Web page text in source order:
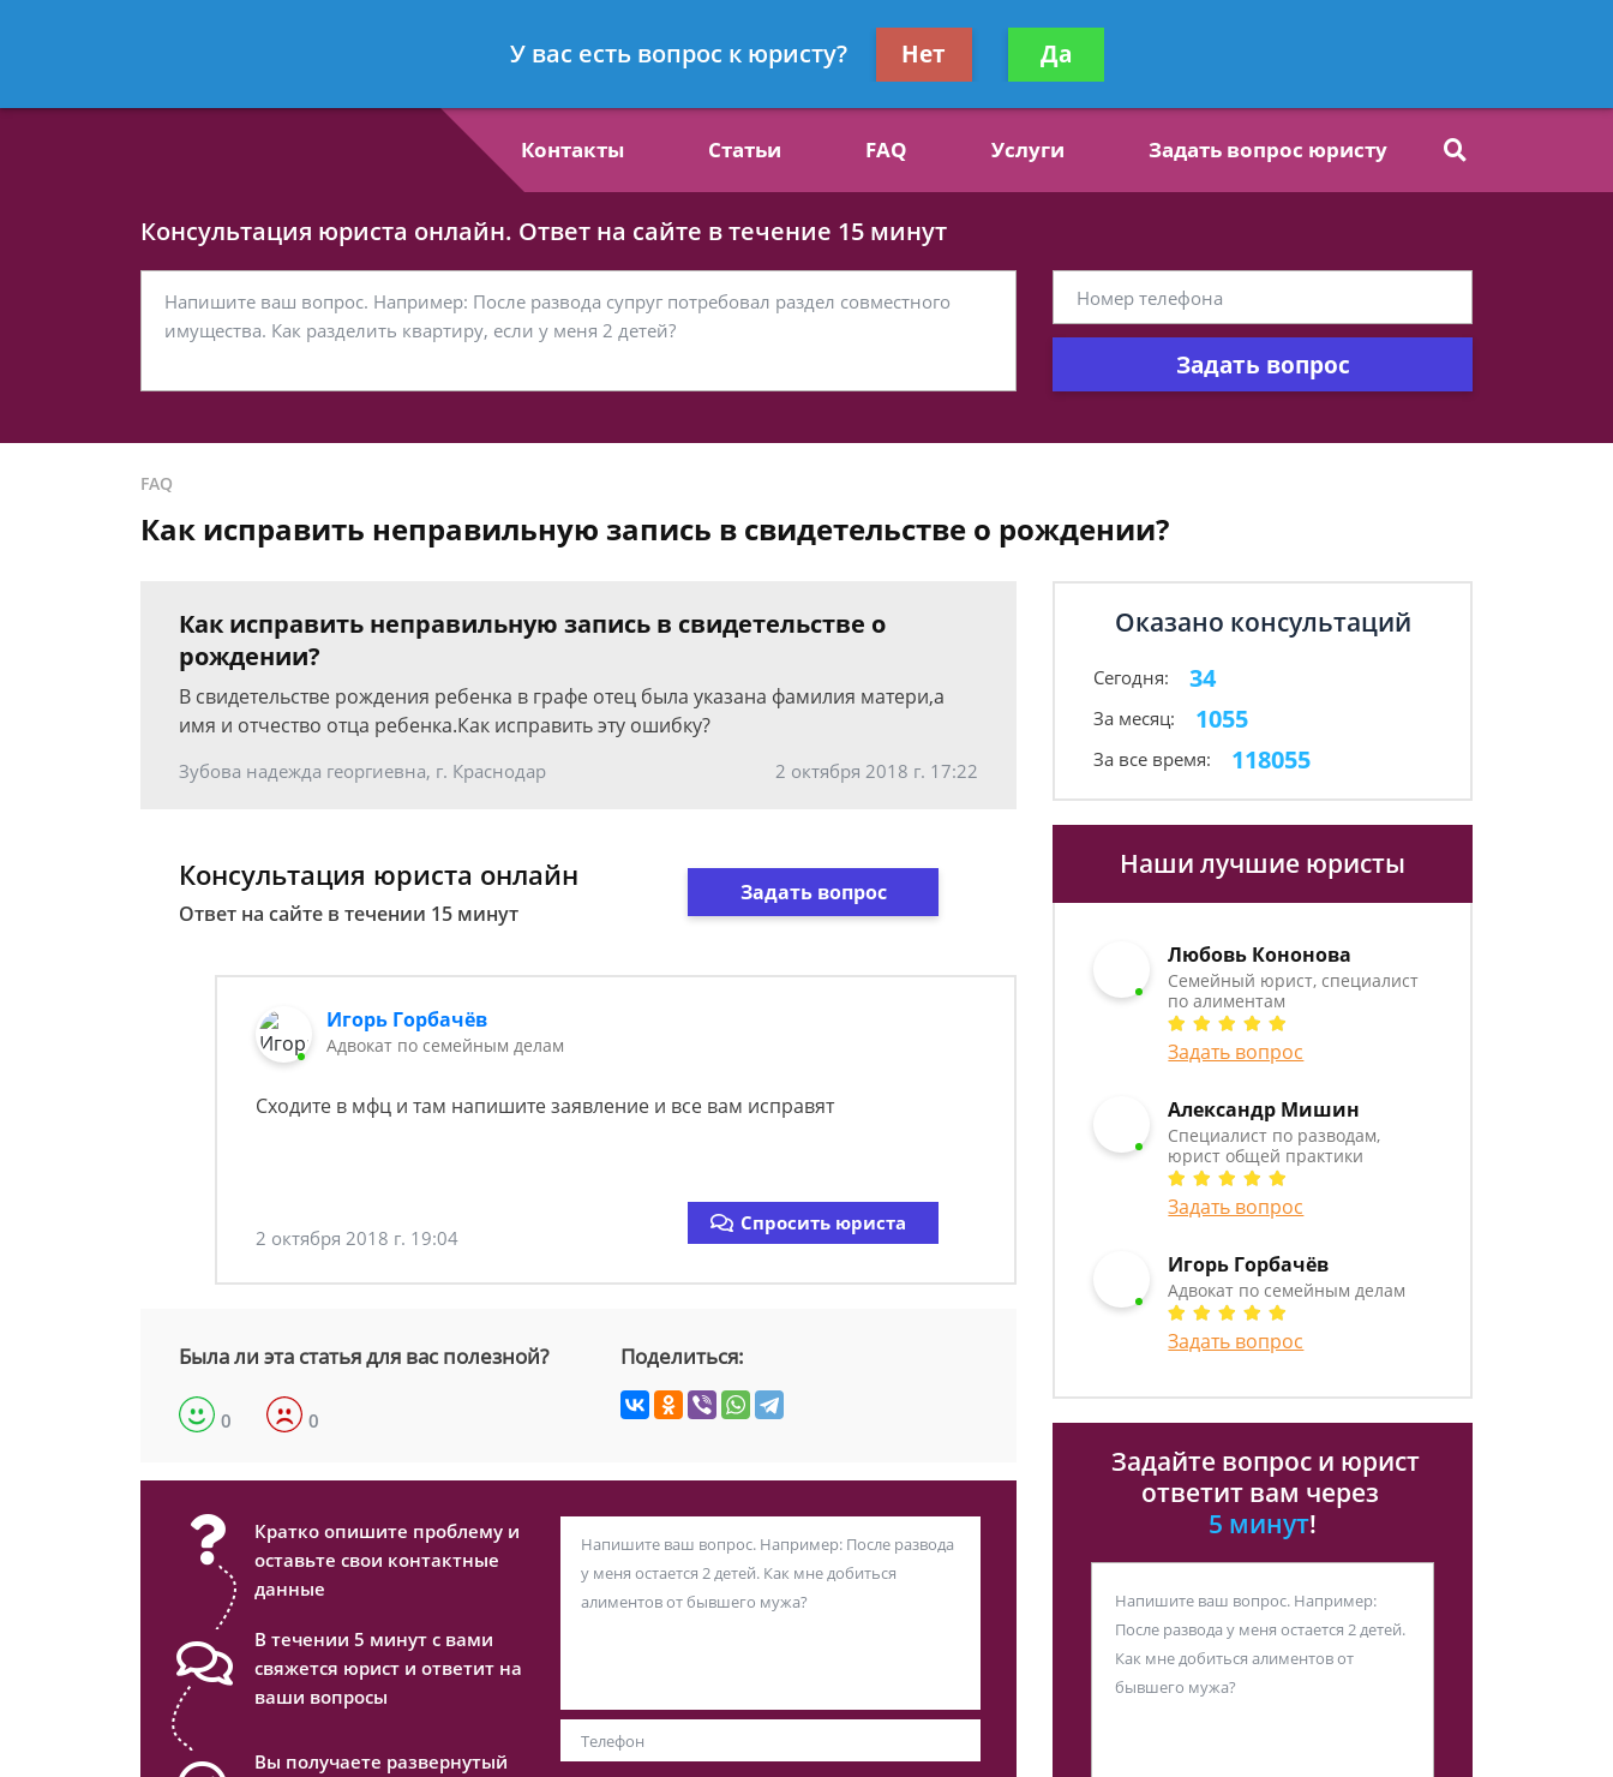
- Семейный юрист, специалист по алиментам
Получите консультацию
бесплатно
Контакты Статьи FAQ Услуги Задать вопрос юристу
Консультация юриста онлайн. Ответ на сайте в течение 15 минут
Задать вопрос
FAQ
Как исправить неправильную запись в свидетельстве о рождении?
Как исправить неправильную запись в свидетельстве о
рождении?
В свидетельстве рождения ребенка в графе отец была указана фамилия матери,а
имя и отчество отца ребенка.Как исправить эту ошибку?
Зубова надежда георгиевна, г. Краснодар 2 октября 2018 г. 17:22
Консультация юриста онлайн
Ответ на сайте в течении 15 минут
Задать вопрос
Игорь Горбачёв
Адвокат по семейным делам
Сходите в мфц и там напишите заявление и все вам исправят
2 октября 2018 г. 19:04
Спросить юриста
Была ли эта статья для вас полезной?
0 0
Поделиться:
Кратко опишите проблему и
оставьте свои контактные
данные
В течении 5 минут с вами
свяжется юрист и ответит на
ваши вопросы
Вы получаете развернутый
Оказано консультаций
Сегодня: 34
За месяц: 1055
За все время: 118055
Наши лучшие юристы
Любовь Кононова
Семейный юрист, специалист
по алиментам
Задать вопрос
Александр Мишин
Специалист по разводам,
юрист общей практики
Задать вопрос
Игорь Горбачёв
Адвокат по семейным делам
Задать вопрос
Задайте вопрос и юрист
ответит вам через
5 минут!
У вас есть вопрос к юристу? Нет Да